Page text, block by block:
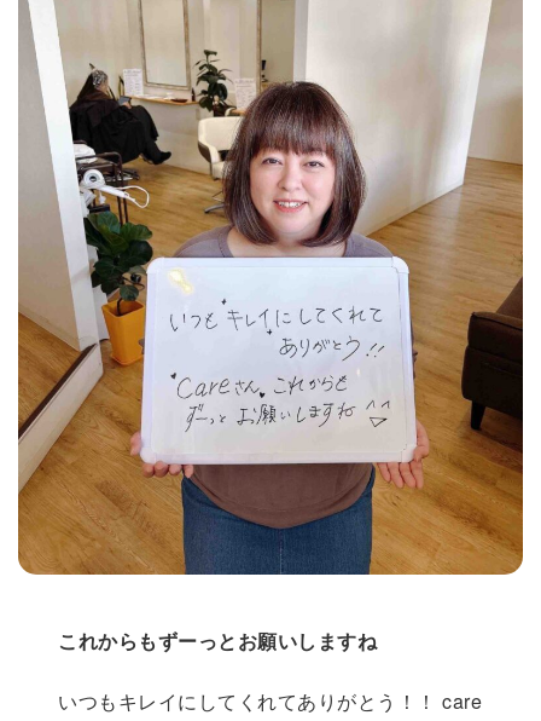
これからもずーっとお願いしますね
いつもキレイにしてくれてありがとう！！ care